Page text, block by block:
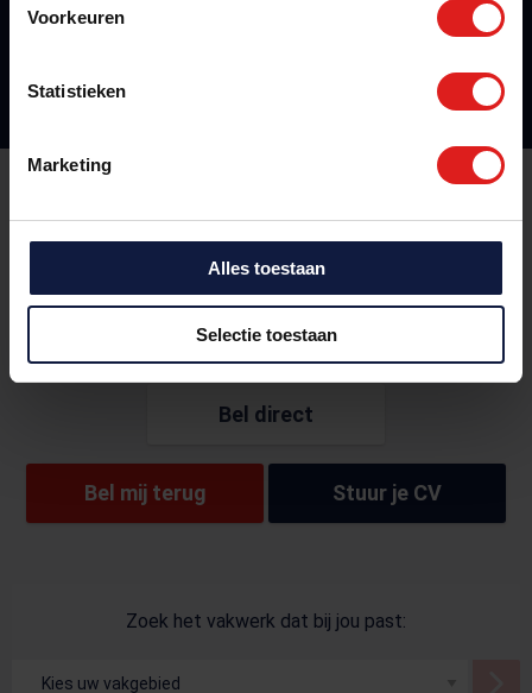
Voorkeuren
Statistieken
Marketing
Alles toestaan
Selectie toestaan
Engineering
Wil jij ook werken via Flextra?
Wij vinden het langdurig vakwerk dat bij jou past én
bij jou in de buurt is.
Bel direct
Bel mij terug Stuur je CV
Zoek het vakwerk dat bij jou past: